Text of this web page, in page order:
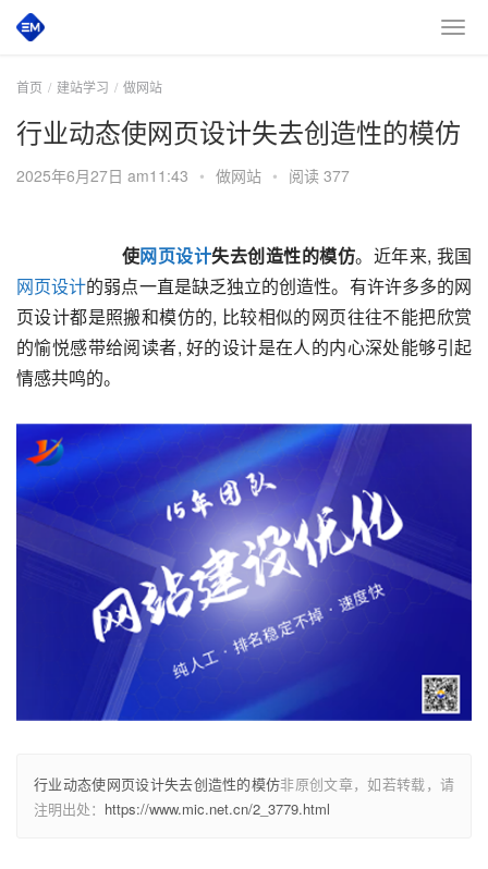
首页 建站学习 做网站
行业动态使网页设计失去创造性的模仿
2025年6月27日 am11:43 • 做网站 • 阅读 377
使网页设计失去创造性的模仿。近年来, 我国
网页设计的弱点一直是缺乏独立的创造性。有许许多多的网
页设计都是照搬和模仿的, 比较相似的网页往往不能把欣赏
的愉悦感带给阅读者, 好的设计是在人的内心深处能够引起
情感共鸣的。
行业动态使网页设计失去创造性的模仿非原创文章，如若转载，请
注明出处： https://www.mic.net.cn/2_3779.html